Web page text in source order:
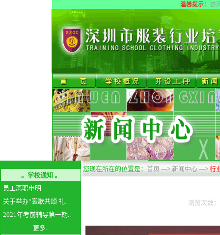
温馨提示： 访
。学校通知 。
员工离职申明
关于举办“裳歌共颂 礼..
2021年考前辅导第一期..
更多..
您现在所在的位置是： 首页 ---> 新闻中心 ---> 行
浏览次数